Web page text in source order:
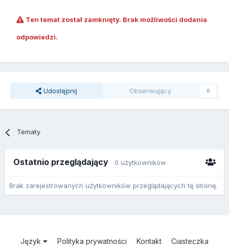
Ten temat został zamknięty. Brak możliwości dodania
odpowiedzi.
Udostępnij Obserwujący 0
Tematy
Ostatnio przeglądający 0 użytkowników
Brak zarejestrowanych użytkowników przeglądających tę stronę.
Język Polityka prywatności Kontakt Ciasteczka